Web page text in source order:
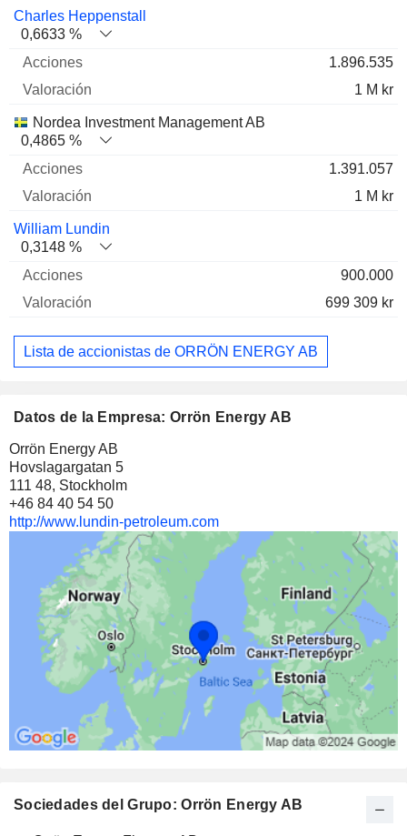
Charles Heppenstall
0,6633 %
1.896.535
1 M kr
Nordea Investment Management AB
0,4865 %
1.391.057
1 M kr
William Lundin
0,3148 %
900.000
699 309 kr
Lista de accionistas de ORRÖN ENERGY AB
Datos de la Empresa: Orrön Energy AB
Orrön Energy AB
Hovslagargatan 5
111 48, Stockholm
+46 84 40 54 50
http://www.lundin-petroleum.com
Sociedades del Grupo: Orrön Energy AB